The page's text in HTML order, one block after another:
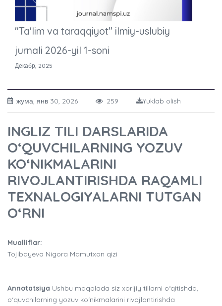
"Ta'lim va taraqqiyot" ilmiy-uslubiy
jurnali 2026-yil 1-soni
Декабр, 2025
жума, янв 30, 2026 259 Yuklab olish
INGLIZ TILI DARSLARIDA
OʻQUVCHILARNING YOZUV
KO‘NIKMALARINI
RIVOJLANTIRISHDA RAQAMLI
TEXNALOGIYALARNI TUTGAN
O‘RNI
Mualliflar:
Tojibayeva Nigora Mamutxon qizi
Annotatsiya Ushbu maqolada siz xorijiy tillarni o‘qitishda,
o‘quvchilarning yozuv ko‘nikmalarini rivojlantirishda